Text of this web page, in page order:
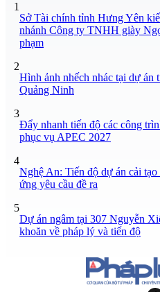
1
Sở Tài chính tỉnh Hưng Yên
nhánh Công ty TNHH giày
phạm
2
Hình ảnh nhếch nhác tại dự
Quảng Ninh
3
Đẩy nhanh tiến độ các công
phục vụ APEC 2027
4
Nghệ An: Tiến độ dự án cải
ứng yêu cầu đề ra
5
Dự án ngâm tại 307 Nguyễn
khoăn về pháp lý và tiến độ